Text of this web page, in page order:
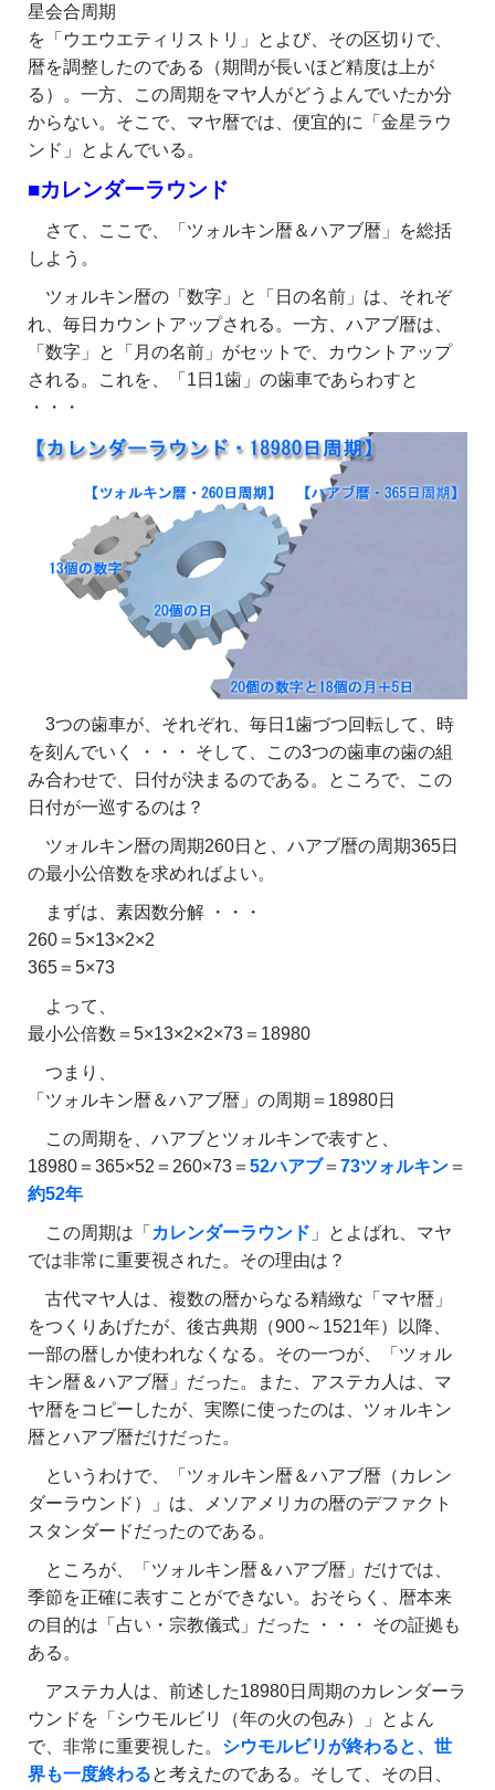
星会合周期
を「ウエウエティリストリ」とよび、その区切りで、
暦を調整したのである（期間が長いほど精度は上が
る）。一方、この周期をマヤ人がどうよんでいたか分
からない。そこで、マヤ暦では、便宜的に「金星ラウ
ンド」とよんでいる。
■カレンダーラウンド
さて、ここで、「ツォルキン暦＆ハアブ暦」を総括
しよう。
ツォルキン暦の「数字」と「日の名前」は、それぞ
れ、毎日カウントアップされる。一方、ハアブ暦は、
「数字」と「月の名前」がセットで、カウントアップ
される。これを、「1日1歯」の歯車であらわすと
・・・
3つの歯車が、それぞれ、毎日1歯づつ回転して、時
を刻んでいく ・・・ そして、この3つの歯車の歯の組
み合わせで、日付が決まるのである。ところで、この
日付が一巡するのは？
ツォルキン暦の周期260日と、ハアブ暦の周期365日
の最小公倍数を求めればよい。
まずは、素因数分解 ・・・
260＝5×13×2×2
365＝5×73
よって、
最小公倍数＝5×13×2×2×73＝18980
つまり、
「ツォルキン暦＆ハアブ暦」の周期＝18980日
この周期を、ハアブとツォルキンで表すと、
18980＝365×52＝260×73＝ 52ハアブ＝ 73ツォルキン＝
約52年
この周期は「 カレンダーラウンド 」とよばれ、マヤ
では非常に重要視された。その理由は？
古代マヤ人は、複数の暦からなる精緻な「マヤ暦」
をつくりあげたが、後古典期（900～1521年）以降、
一部の暦しか使われなくなる。その一つが、「ツォル
キン暦＆ハアブ暦」だった。また、アステカ人は、マ
ヤ暦をコピーしたが、実際に使ったのは、ツォルキン
暦とハアブ暦だけだった。
というわけで、「ツォルキン暦＆ハアブ暦（カレン
ダーラウンド）」は、メソアメリカの暦のデファクト
スタンダードだったのである。
ところが、「ツォルキン暦＆ハアブ暦」だけでは、
季節を正確に表すことができない。おそらく、暦本来
の目的は「占い・宗教儀式」だった ・・・ その証拠も
ある。
アステカ人は、前述した18980日周期のカレンダーラ
ウンドを「シウモルビリ（年の火の包み）」とよん
で、非常に重要視した。 シウモルビリが終わると、世
界も一度終わると考えたのである。そして、その日、